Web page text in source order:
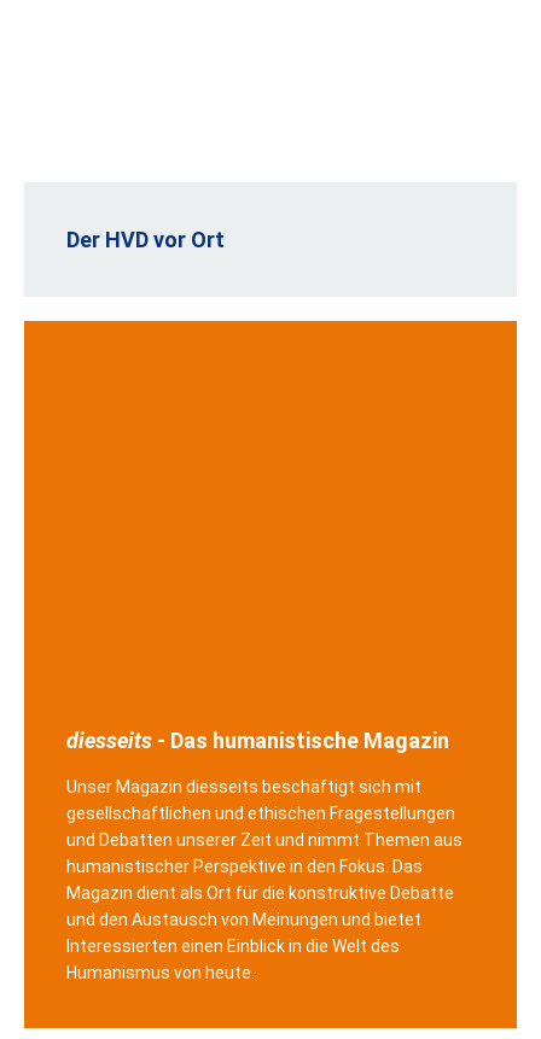
Der HVD vor Ort
diesseits - Das humanistische Magazin
Unser Magazin diesseits beschäftigt sich mit
gesellschaftlichen und ethischen Fragestellungen
und Debatten unserer Zeit und nimmt Themen aus
humanistischer Perspektive in den Fokus. Das
Magazin dient als Ort für die konstruktive Debatte
und den Austausch von Meinungen und bietet
Interessierten einen Einblick in die Welt des
Humanismus von heute.